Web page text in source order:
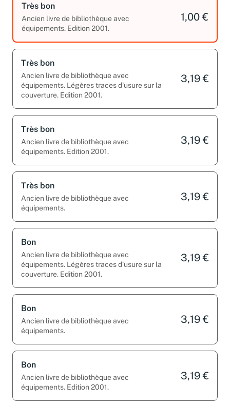
Très bon
Ancien livre de bibliothèque avec
équipements. Edition 2001.
1,00 €
Très bon
Ancien livre de bibliothèque avec
équipements. Légères traces d’usure sur la
couverture. Edition 2001.
3,19 €
Très bon
Ancien livre de bibliothèque avec
équipements. Edition 2001.
3,19 €
Très bon
Ancien livre de bibliothèque avec
équipements.
3,19 €
Bon
Ancien livre de bibliothèque avec
équipements. Légères traces d’usure sur la
couverture. Edition 2001.
3,19 €
Bon
Ancien livre de bibliothèque avec
équipements.
3,19 €
Bon
Ancien livre de bibliothèque avec
équipements. Edition 2001.
3,19 €